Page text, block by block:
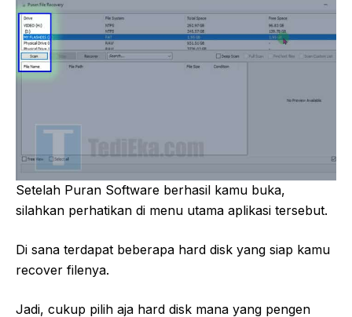
Setelah Puran Software berhasil kamu buka,
silahkan perhatikan di menu utama aplikasi tersebut.
Di sana terdapat beberapa hard disk yang siap kamu
recover filenya.
Jadi, cukup pilih aja hard disk mana yang pengen